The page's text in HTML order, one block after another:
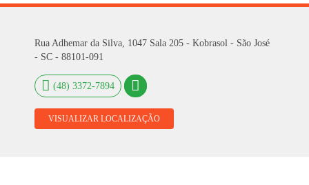
Rua Adhemar da Silva, 1047 Sala 205 - Kobrasol - São José
- SC - 88101-091
(48) 3372-7894
VISUALIZAR LOCALIZAÇÃO